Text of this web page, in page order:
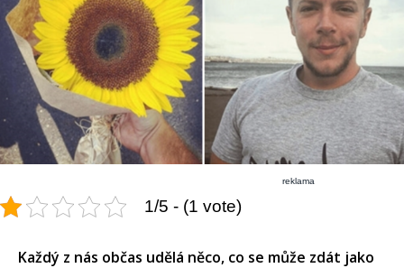
reklama
1/5 - (1 vote)
Každý z nás občas udělá něco, co se může zdát jako